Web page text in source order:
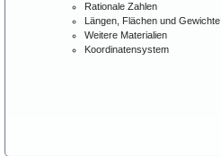
Rationale Zahlen
Längen, Flächen und Gewichte
Weitere Materialien
Koordinatensystem